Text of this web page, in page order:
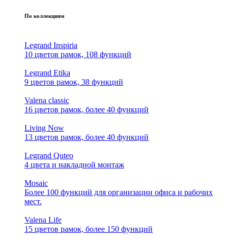
По коллекциям
Legrand Inspiria
10 цветов рамок, 108 функций
Legrand Etika
9 цветов рамок, 38 функций
Valena classic
16 цветов рамок, более 40 функций
Living Now
13 цветов рамок, более 40 функций
Legrand Quteo
4 цвета и накладной монтаж
Mosaic
Более 100 функций для организации офиса и рабочих
мест.
Valena Life
15 цветов рамок, более 150 функций